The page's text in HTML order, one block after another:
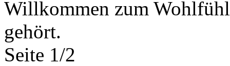
Willkommen zum
gehört.
Seite 1/2